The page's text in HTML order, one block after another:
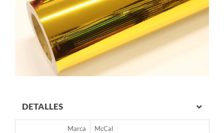
DETALLES
Marca McCal